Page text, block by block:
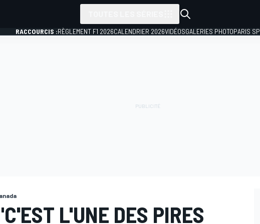
RACCOURCIS :RÈGLEMENT F1 2026CALENDRIER 2026VIDÉOSGALERIES PHOTOPARIS
L'UNE DES PIRES